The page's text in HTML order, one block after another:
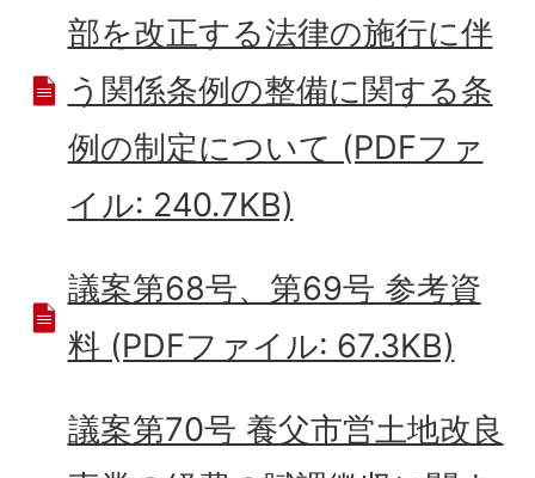
部を改正する法律の施行に伴
う関係条例の整備に関する条
例の制定について (PDFファ
イル: 240.7KB)
議案第68号、第69号 参考資
料 (PDFファイル: 67.3KB)
議案第70号 養父市営土地改良